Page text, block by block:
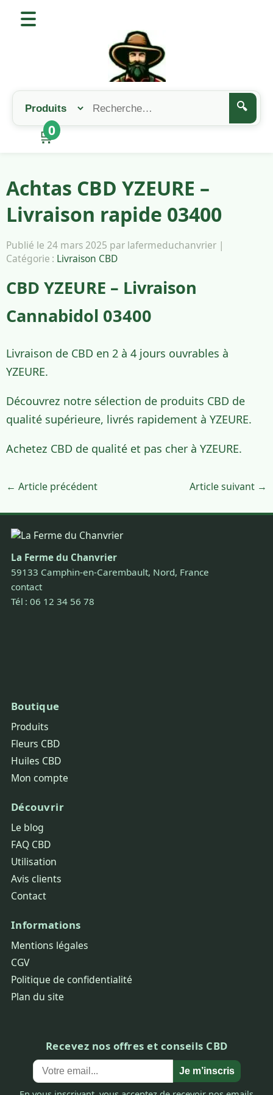
🔍
🛒
0
Achtas CBD YZEURE –
Livraison rapide 03400
Publié le 24 mars 2025 par lafermeduchanvrier |
Catégorie : Livraison CBD
CBD YZEURE – Livraison
Cannabidol 03400
Livraison de CBD en 2 à 4 jours ouvrables à
YZEURE.
Découvrez notre sélection de produits CBD de
qualité supérieure, livrés rapidement à YZEURE.
Achetez CBD de qualité et pas cher à YZEURE.
← Article précédent Article suivant →
La Ferme du Chanvrier
59133 Camphin-en-Carembault, Nord, France
contact
Tél : 06 12 34 56 78
Boutique
Produits
Fleurs CBD
Huiles CBD
Mon compte
Découvrir
Le blog
FAQ CBD
Utilisation
Avis clients
Contact
Informations
Mentions légales
CGV
Politique de confidentialité
Plan du site
Recevez nos offres et conseils CBD
Je m’inscris